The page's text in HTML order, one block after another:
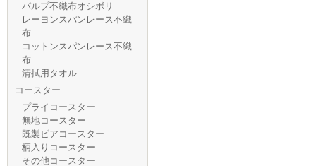
パルプ不織布オシボリ
レーヨンスパンレース不織
布
コットンスパンレース不織
布
清拭用タオル
コースター
プライコースター
無地コースター
既製ビアコースター
柄入りコースター
その他コースター